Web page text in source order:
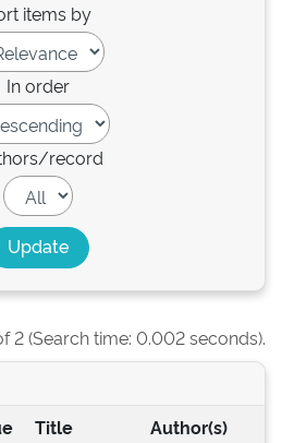
items by
In order
record
2 (Search time: 0.002 seconds).
Title Author(s)